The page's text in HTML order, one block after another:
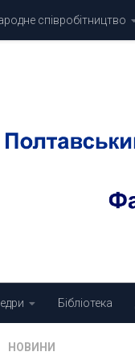
співробітництво
Бібліотека
НОВИНИ